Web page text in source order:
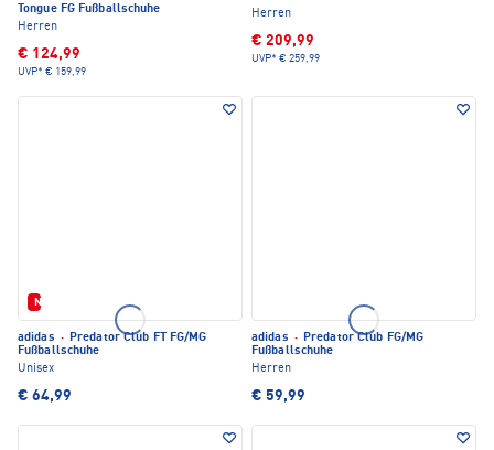
Tongue FG Fußballschuhe
Herren
€ 124,99
UVP* € 159,99
Herren
€ 209,99
UVP* € 259,99
Neu
adidas · Predator Club FT FG/MG
Fußballschuhe
Unisex
€ 64,99
adidas · Predator Club FG/MG
Fußballschuhe
Herren
€ 59,99